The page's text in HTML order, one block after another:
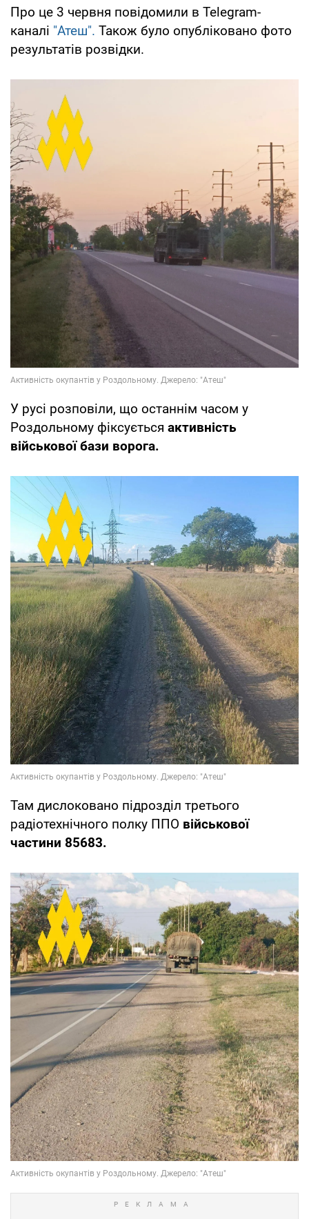
Про це 3 червня повідомили в Telegram-
каналі "Атеш". Також було опубліковано фото
результатів розвідки.
У русі розповіли, що останнім часом у
Роздольному фіксується активність
військової бази ворога.
Там дислоковано підрозділ третього
радіотехнічного полку ППО військової
частини 85683.